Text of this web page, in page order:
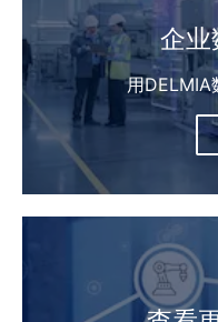
企业
用DELMIA